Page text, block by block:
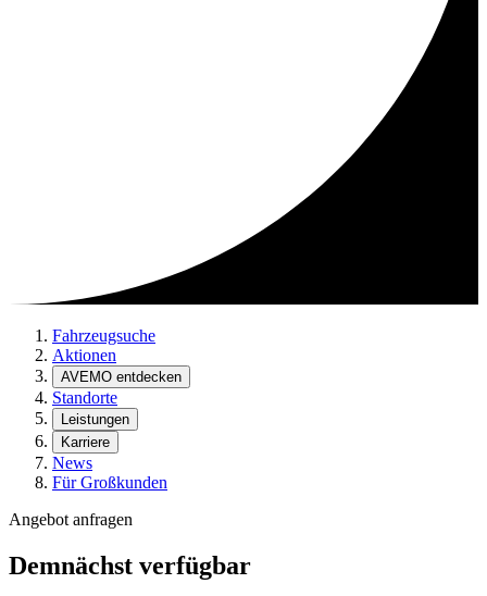
Fahrzeugsuche
Aktionen
AVEMO entdecken
Standorte
Leistungen
Karriere
News
Für Großkunden
Angebot anfragen
Demnächst verfügbar